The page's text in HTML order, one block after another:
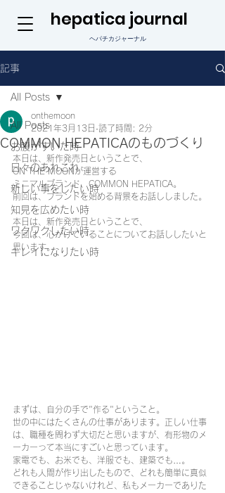
hepatica journal
ヘパチカジャーナル
記事
All Posts
お腹がすいた時
日々のあれこれ
新しい事をしたい時
知見を広めたい時
ワクワクしたい時
キレイになりたい時
All Posts
COMMON HEPATICAのものづくり
onthemoon
2021年3月13日 読了時間: 2分
本日は、新作発売日ということで、
ON THE MOONが運営する
ミニマルブランド、COMMON HEPATICA。
前回は、ブランドを始める背景をお話ししました。
本日は、新作発売日ということで、
今回は、心がけていることについてお話ししたいと
思います。
まずは、自分の手で"作る"ということ。
世の中にはたくさんの仕事があります。正しい仕事
は、職種を問わず大切だと思いますが、有形物のメ
ーカーって本当にすごいと思っています。
家電でも、お米でも、洋服でも、建築でも…。
どれも人間が作り出したもので、どれも簡単に真似
できることじゃないけれど、私もメーカーでありた